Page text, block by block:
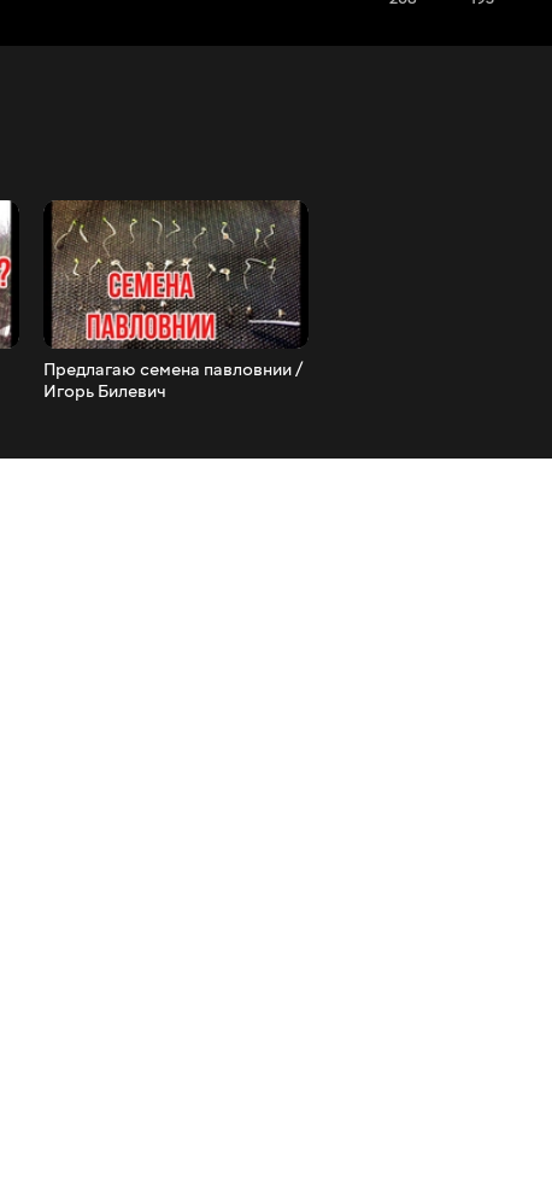
Предлагаю семена павловнии /
Игорь Билевич